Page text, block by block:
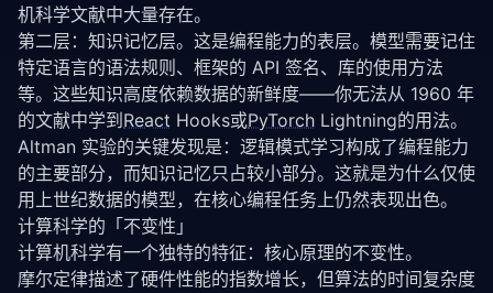
机科学文献中大量存在。
第二层：知识记忆层。这是编程能力的表层。模型需要记住
特定语言的语法规则、框架的 API 签名、库的使用方法
等。这些知识高度依赖数据的新鲜度——你无法从 1960 年
的文献中学到 React Hooks或PyTorch Lightning的用法。
Altman 实验的关键发现是：逻辑模式学习构成了编程能力
的主要部分，而知识记忆只占较小部分。这就是为什么仅使
用上世纪数据的模型，在核心编程任务上仍然表现出色。
计算科学的「不变性」
计算机科学有一个独特的特征：核心原理的不变性。
摩尔定律描述了硬件性能的指数增长，但算法的时间复杂度